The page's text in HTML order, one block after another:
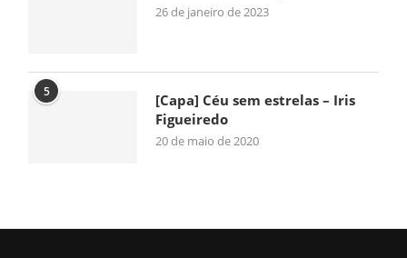
26 de janeiro de 2023
5
[Capa] Céu sem estrelas – Iris
Figueiredo
20 de maio de 2020